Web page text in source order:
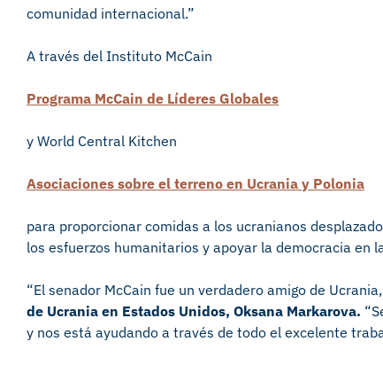
comunidad internacional.”
A través del Instituto McCain
Programa McCain de Líderes Globales
y World Central Kitchen
Asociaciones sobre el terreno en Ucrania y Polonia
para proporcionar comidas a los ucranianos
los esfuerzos humanitarios y apoyar la democracia en
“El senador McCain fue un verdadero amigo de
de Ucrania en Estados Unidos, Oksana Markarova.
y nos está ayudando a través de todo el excelente